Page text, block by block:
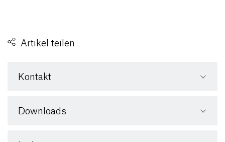
Artikel teilen
Kontakt
Downloads